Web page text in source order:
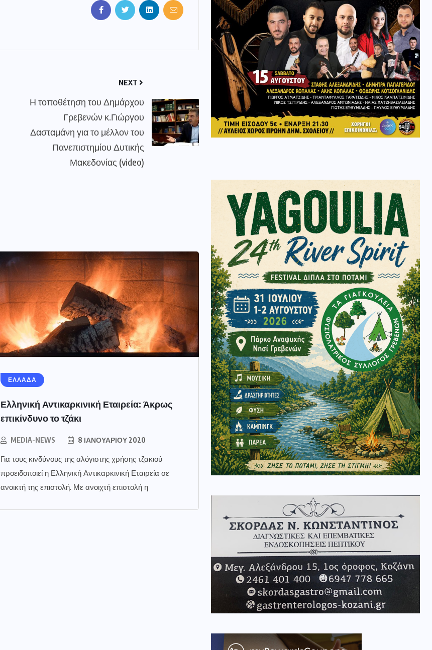
NEXT
Η τοποθέτηση του Δημάρχου
Γρεβενών κ.Γιώργου
Δασταμάνη για το μέλλον του
Πανεπιστημίου Δυτικής
Μακεδονίας (video)
ΕΛΛΑΔΑ
Ελληνική Αντικαρκινική Εταιρεία: Άκρως
επικίνδυνο το τζάκι
MEDIA-NEWS 8 ΙΑΝΟΥΑΡΊΟΥ 2020
Για τους κινδύνους της αλόγιστης χρήσης τζακιού
προειδοποιεί η Ελληνική Αντικαρκινική Εταιρεία σε
ανοικτή της επιστολή. Με ανοιχτή επιστολή η